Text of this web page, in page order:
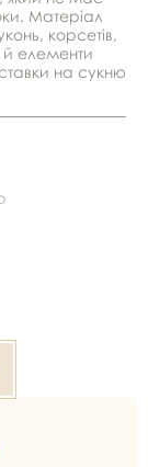
Матеріал
корсетів,
й елементи
на сукню
пристроєм
декору
в Inter